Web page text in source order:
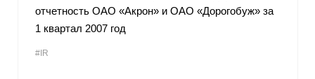
отчетность ОАО «Акрон» и ОАО «Дорогобуж» за
1 квартал 2007 год
#IR